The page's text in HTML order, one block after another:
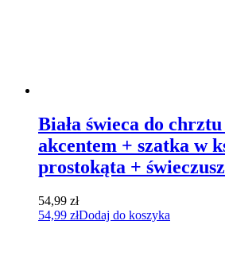
Biała świeca do
akcentem + szatka w
prostokąta +
54,99 zł
54,99 złDodaj do koszyka